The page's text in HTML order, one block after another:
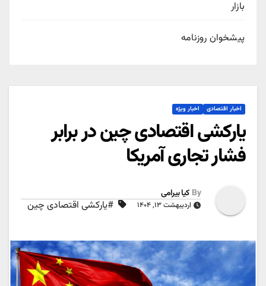
بازار
پیشخوان روزنامه
اخبار اقتصادی اخبار ویژه
یارکشی اقتصادی چین در برابر
فشار تجاری آمریکا
By کیا بیرامی
اردیبهشت ۱۳, ۱۴۰۴ #یارکشی اقتصادی چین